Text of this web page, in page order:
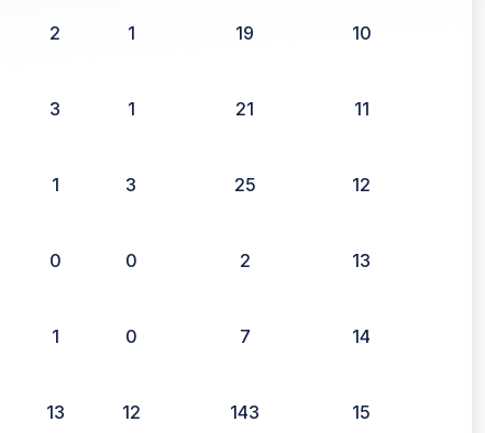
2 1 19 10
3 1 21 11
1 3 25 12
0 0 2 13
1 0 7 14
13 12 143 15